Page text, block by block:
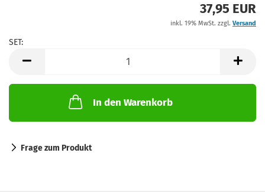
37,95 EUR
inkl. 19% MwSt. zzgl. Versand
SET:
In den Warenkorb
Frage zum Produkt